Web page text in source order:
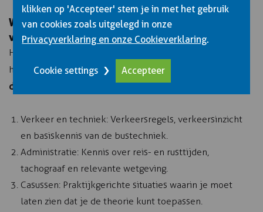
Wat houdt het theorie- en praktijkexamen
voor busrijbewijs in?
Het examentraject voor het busrijbewijs bestaat uit twee
hoofdonderdelen: theorie en praktijk.
deel
omvat drie modules:
Verkeer en techniek: Verkeersregels, verkeersinzicht
en basiskennis van de bustechniek.
Administratie: Kennis over reis- en rusttijden,
tachograaf en relevante wetgeving.
Casussen: Praktijkgerichte situaties waarin je moet
laten zien dat je de theorie kunt toepassen.
klikken op 'Accepteer' stem je in met het gebruik
van cookies zoals uitgelegd in onze
Privacyverklaring en onze Cookieverklaring.
Cookie settings Accepteer